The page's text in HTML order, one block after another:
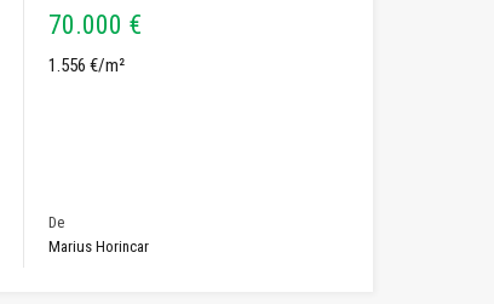
70.000 €
1.556 €/m²
De
Marius Horincar